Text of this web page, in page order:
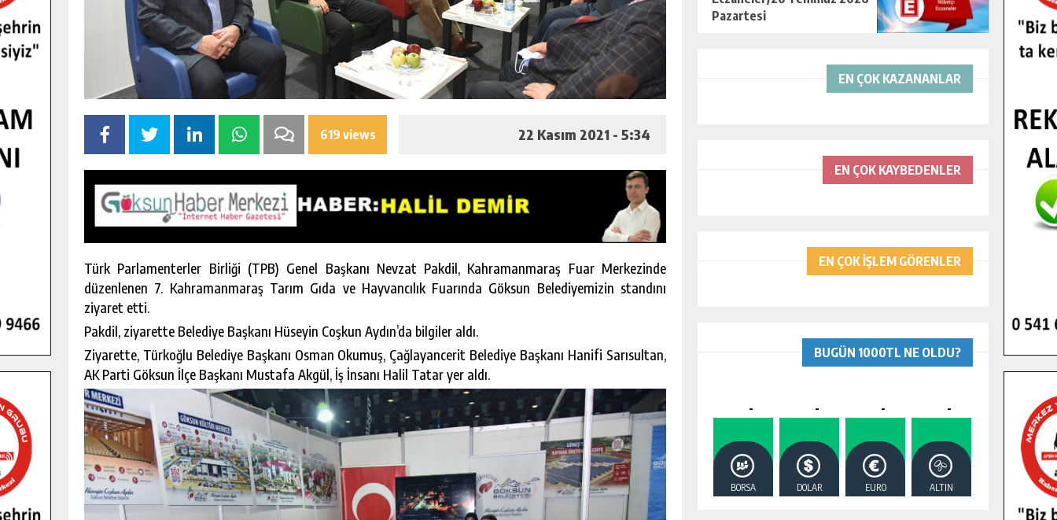
619 views 22 Kasım 2021 - 5:34
Türk Parlamenterler Birliği (TPB) Genel Başkanı Nevzat Pakdil, Kahramanmaraş Fuar Merkezinde
düzenlenen 7. Kahramanmaraş Tarım Gıda ve Hayvancılık Fuarında Göksun Belediyemizin standını
ziyaret etti.
Pakdil, ziyarette Belediye Başkanı Hüseyin Coşkun Aydın’da bilgiler aldı.
Ziyarette, Türkoğlu Belediye Başkanı Osman Okumuş, Çağlayancerit Belediye Başkanı Hanifi Sarısultan,
AK Parti Göksun İlçe Başkanı Mustafa Akgül, İş İnsanı Halil Tatar yer aldı.
Pazartesi
EN ÇOK KAZANANLAR
EN ÇOK KAYBEDENLER
EN ÇOK İŞLEM GÖRENLER
BUGÜN 1000TL NE OLDU?
-
BORSA
-
DOLAR
-
EURO
-
ALTIN